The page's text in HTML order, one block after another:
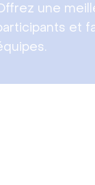
une
et